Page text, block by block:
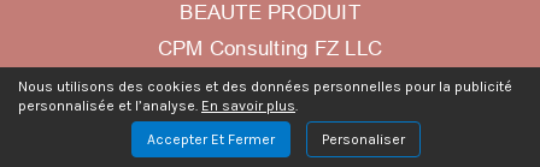
BEAUTE PRODUIT
CPM Consulting FZ LLC
A1-1210A
Building no. A1
Al Hamra Industrial Zone-FZ
Nous utilisons des cookies et des données personnelles pour la publicité
personnalisée et l’analyse. En savoir plus.
Accepter Et Fermer
Personaliser